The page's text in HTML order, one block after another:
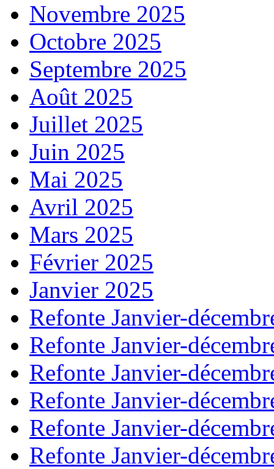
Novembre 2025
Octobre 2025
Septembre 2025
Août 2025
Juillet 2025
Juin 2025
Mai 2025
Avril 2025
Mars 2025
Février 2025
Janvier 2025
Refonte Janvier-
Refonte Janvier-
Refonte Janvier-
Refonte Janvier-
Refonte Janvier-
Refonte Janvier-